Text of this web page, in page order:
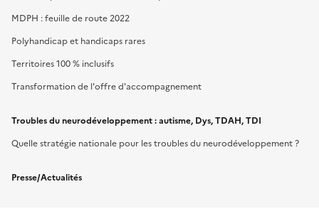
MDPH : feuille de route 2022
Polyhandicap et handicaps rares
Territoires 100 % inclusifs
Transformation de l'offre d'accompagnement
Troubles du neurodéveloppement : autisme, Dys, TDAH, TDI
Quelle stratégie nationale pour les troubles du neurodéveloppement ?
Presse/Actualités